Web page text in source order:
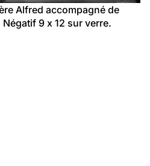
Alfred accompagné de
9 x 12 sur verre.